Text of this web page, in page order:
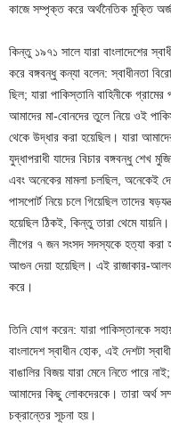
কাজে সম্পৃক্ত করে অর্থনৈতিক মুক্তি
কিন্তু ১৯৭১ সালে যারা বাংলাদেশের
করে বঙ্গবন্ধু কন্যা বলেন: স্বাধীনতা
ছিল; যারা পাকিস্তানি বাহিনীকে
আমাদের মা-বোনদের তুলে নিয়ে ওই
থেকে উদ্ধার করা হয়েছিল। যারা
যুদ্ধাপরাধী যাদের বিচার বঙ্গবন্ধু শেখ
এবং অনেকের মামলা চলছিল, অনেকেই
পাসপোর্ট নিয়ে চলে গিয়েছিল তাদের
হয়েছিল ঠিকই, কিন্তু তারা থেমে
লীগের ৭ জন সংসদ সদস্যকে হত্যা করা
আগুন দেয়া হয়েছিল। এই রাজাকার-
করে।
তিনি যোগ করেন: যারা পাকিস্তানকে
বাংলাদেশ স্বাধীন হোক, এই দেশটা
বাঙালির বিজয় যারা মেনে নিতে পারে
আমাদের কিছু লোকদেরকে। তারা অর্থ
চক্রান্তের সূচনা হয়।